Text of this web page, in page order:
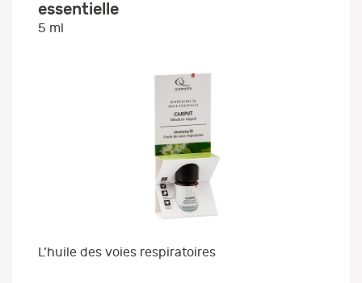
essentielle
5 ml
L’huile des voies respiratoires